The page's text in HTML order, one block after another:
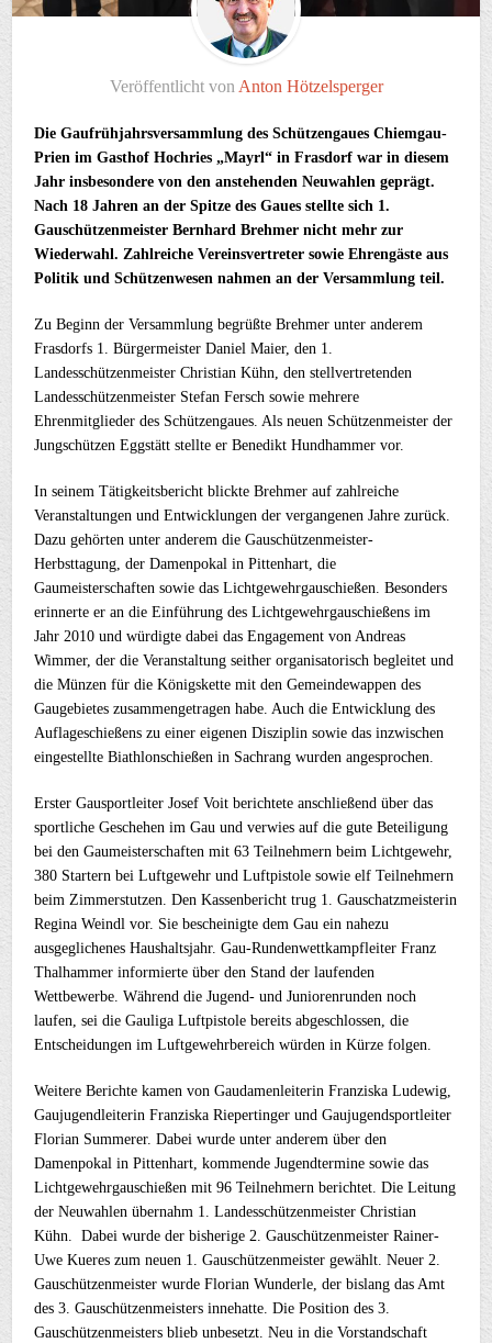
Veröffentlicht von Anton Hötzelsperger
Die Gaufrühjahrsversammlung des Schützengaues Chiemgau-
Prien im Gasthof Hochries „Mayrl“ in Frasdorf war in diesem
Jahr insbesondere von den anstehenden Neuwahlen geprägt.
Nach 18 Jahren an der Spitze des Gaues stellte sich 1.
Gauschützenmeister Bernhard Brehmer nicht mehr zur
Wiederwahl. Zahlreiche Vereinsvertreter sowie Ehrengäste aus
Politik und Schützenwesen nahmen an der Versammlung teil.
Zu Beginn der Versammlung begrüßte Brehmer unter anderem
Frasdorfs 1. Bürgermeister Daniel Maier, den 1.
Landesschützenmeister Christian Kühn, den stellvertretenden
Landesschützenmeister Stefan Fersch sowie mehrere
Ehrenmitglieder des Schützengaues. Als neuen Schützenmeister der
Jungschützen Eggstätt stellte er Benedikt Hundhammer vor.
In seinem Tätigkeitsbericht blickte Brehmer auf zahlreiche
Veranstaltungen und Entwicklungen der vergangenen Jahre zurück.
Dazu gehörten unter anderem die Gauschützenmeister-
Herbsttagung, der Damenpokal in Pittenhart, die
Gaumeisterschaften sowie das Lichtgewehrgauschießen. Besonders
erinnerte er an die Einführung des Lichtgewehrgauschießens im
Jahr 2010 und würdigte dabei das Engagement von Andreas
Wimmer, der die Veranstaltung seither organisatorisch begleitet und
die Münzen für die Königskette mit den Gemeindewappen des
Gaugebietes zusammengetragen habe. Auch die Entwicklung des
Auflageschießens zu einer eigenen Disziplin sowie das inzwischen
eingestellte Biathlonschießen in Sachrang wurden angesprochen.
Erster Gausportleiter Josef Voit berichtete anschließend über das
sportliche Geschehen im Gau und verwies auf die gute Beteiligung
bei den Gaumeisterschaften mit 63 Teilnehmern beim Lichtgewehr,
380 Startern bei Luftgewehr und Luftpistole sowie elf Teilnehmern
beim Zimmerstutzen. Den Kassenbericht trug 1. Gauschatzmeisterin
Regina Weindl vor. Sie bescheinigte dem Gau ein nahezu
ausgeglichenes Haushaltsjahr. Gau-Rundenwettkampfleiter Franz
Thalhammer informierte über den Stand der laufenden
Wettbewerbe. Während die Jugend- und Juniorenrunden noch
laufen, sei die Gauliga Luftpistole bereits abgeschlossen, die
Entscheidungen im Luftgewehrbereich würden in Kürze folgen.
Weitere Berichte kamen von Gaudamenleiterin Franziska Ludewig,
Gaujugendleiterin Franziska Riepertinger und Gaujugendsportleiter
Florian Summerer. Dabei wurde unter anderem über den
Damenpokal in Pittenhart, kommende Jugendtermine sowie das
Lichtgewehrgauschießen mit 96 Teilnehmern berichtet. Die Leitung
der Neuwahlen übernahm 1. Landesschützenmeister Christian
Kühn. Dabei wurde der bisherige 2. Gauschützenmeister Rainer-
Uwe Kueres zum neuen 1. Gauschützenmeister gewählt. Neuer 2.
Gauschützenmeister wurde Florian Wunderle, der bislang das Amt
des 3. Gauschützenmeisters innehatte. Die Position des 3.
Gauschützenmeisters blieb unbesetzt. Neu in die Vorstandschaft